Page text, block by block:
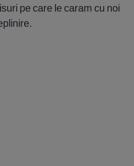
pe care le caram cu noi